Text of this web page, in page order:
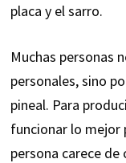
placa y el sarro.
Muchas personas
personales, sino
pineal. Para
funcionar lo mejor
persona carece de